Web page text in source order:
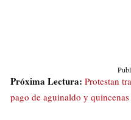
Próxima Lectura: Protestan
pago de aguinaldo y quincenas